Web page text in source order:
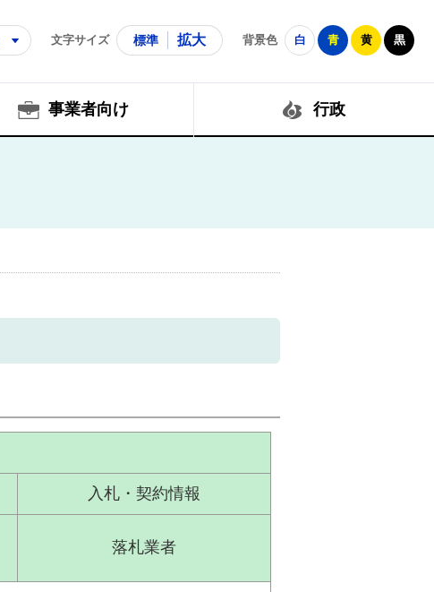
文字サイズ 標準 拡大 背景色 白 青 黄 黒
事業者向け 行政
入札・契約情報
落札業者